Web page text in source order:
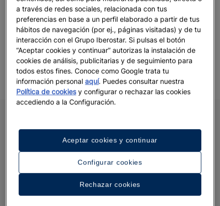
a través de redes sociales, relacionada con tus
preferencias en base a un perfil elaborado a partir de tus
hábitos de navegación (por ej., páginas visitadas) y de tu
interacción con el Grupo Iberostar. Si pulsas el botón
“Aceptar cookies y continuar” autorizas la instalación de
cookies de análisis, publicitarias y de seguimiento para
todos estos fines. Conoce como Google trata tu
información personalaquí. Puedes consultar nuestra
Política de cookiesy configurar o rechazar las cookies
accediendo a la Configuración.
Configurar cookies
Rechazar cookies
Aceptar cookies y continuar